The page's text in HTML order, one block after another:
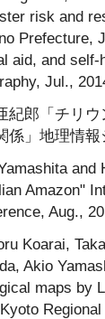
risk and
Prefecture,
aid, and
Jul.,
紀郎「チリ
係」地理情
and
Amazon"
Aug.,
Koarai,
Akio
maps by